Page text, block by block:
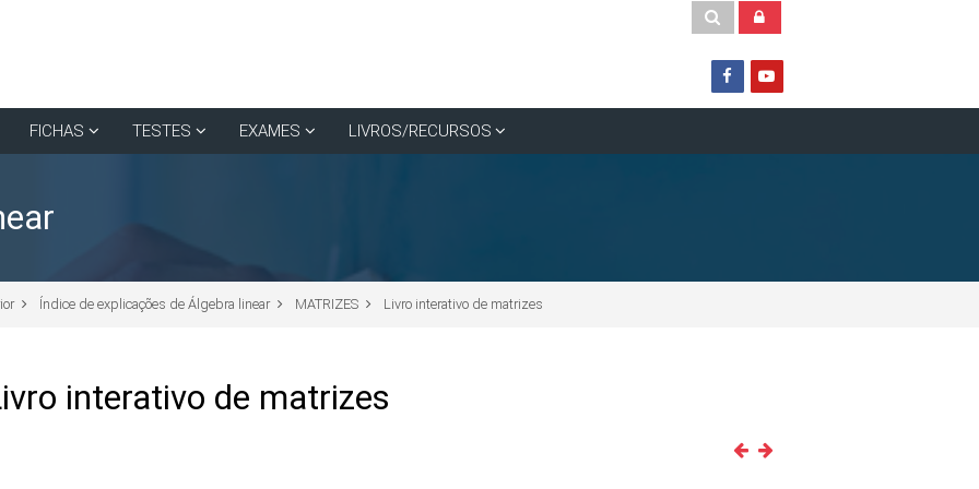
FICHAS TESTES EXAMES LIVROS/RECURSOS
Índice de explicações de Álgebra linear MATRIZES Livro interativo de matrizes
interativo de matrizes